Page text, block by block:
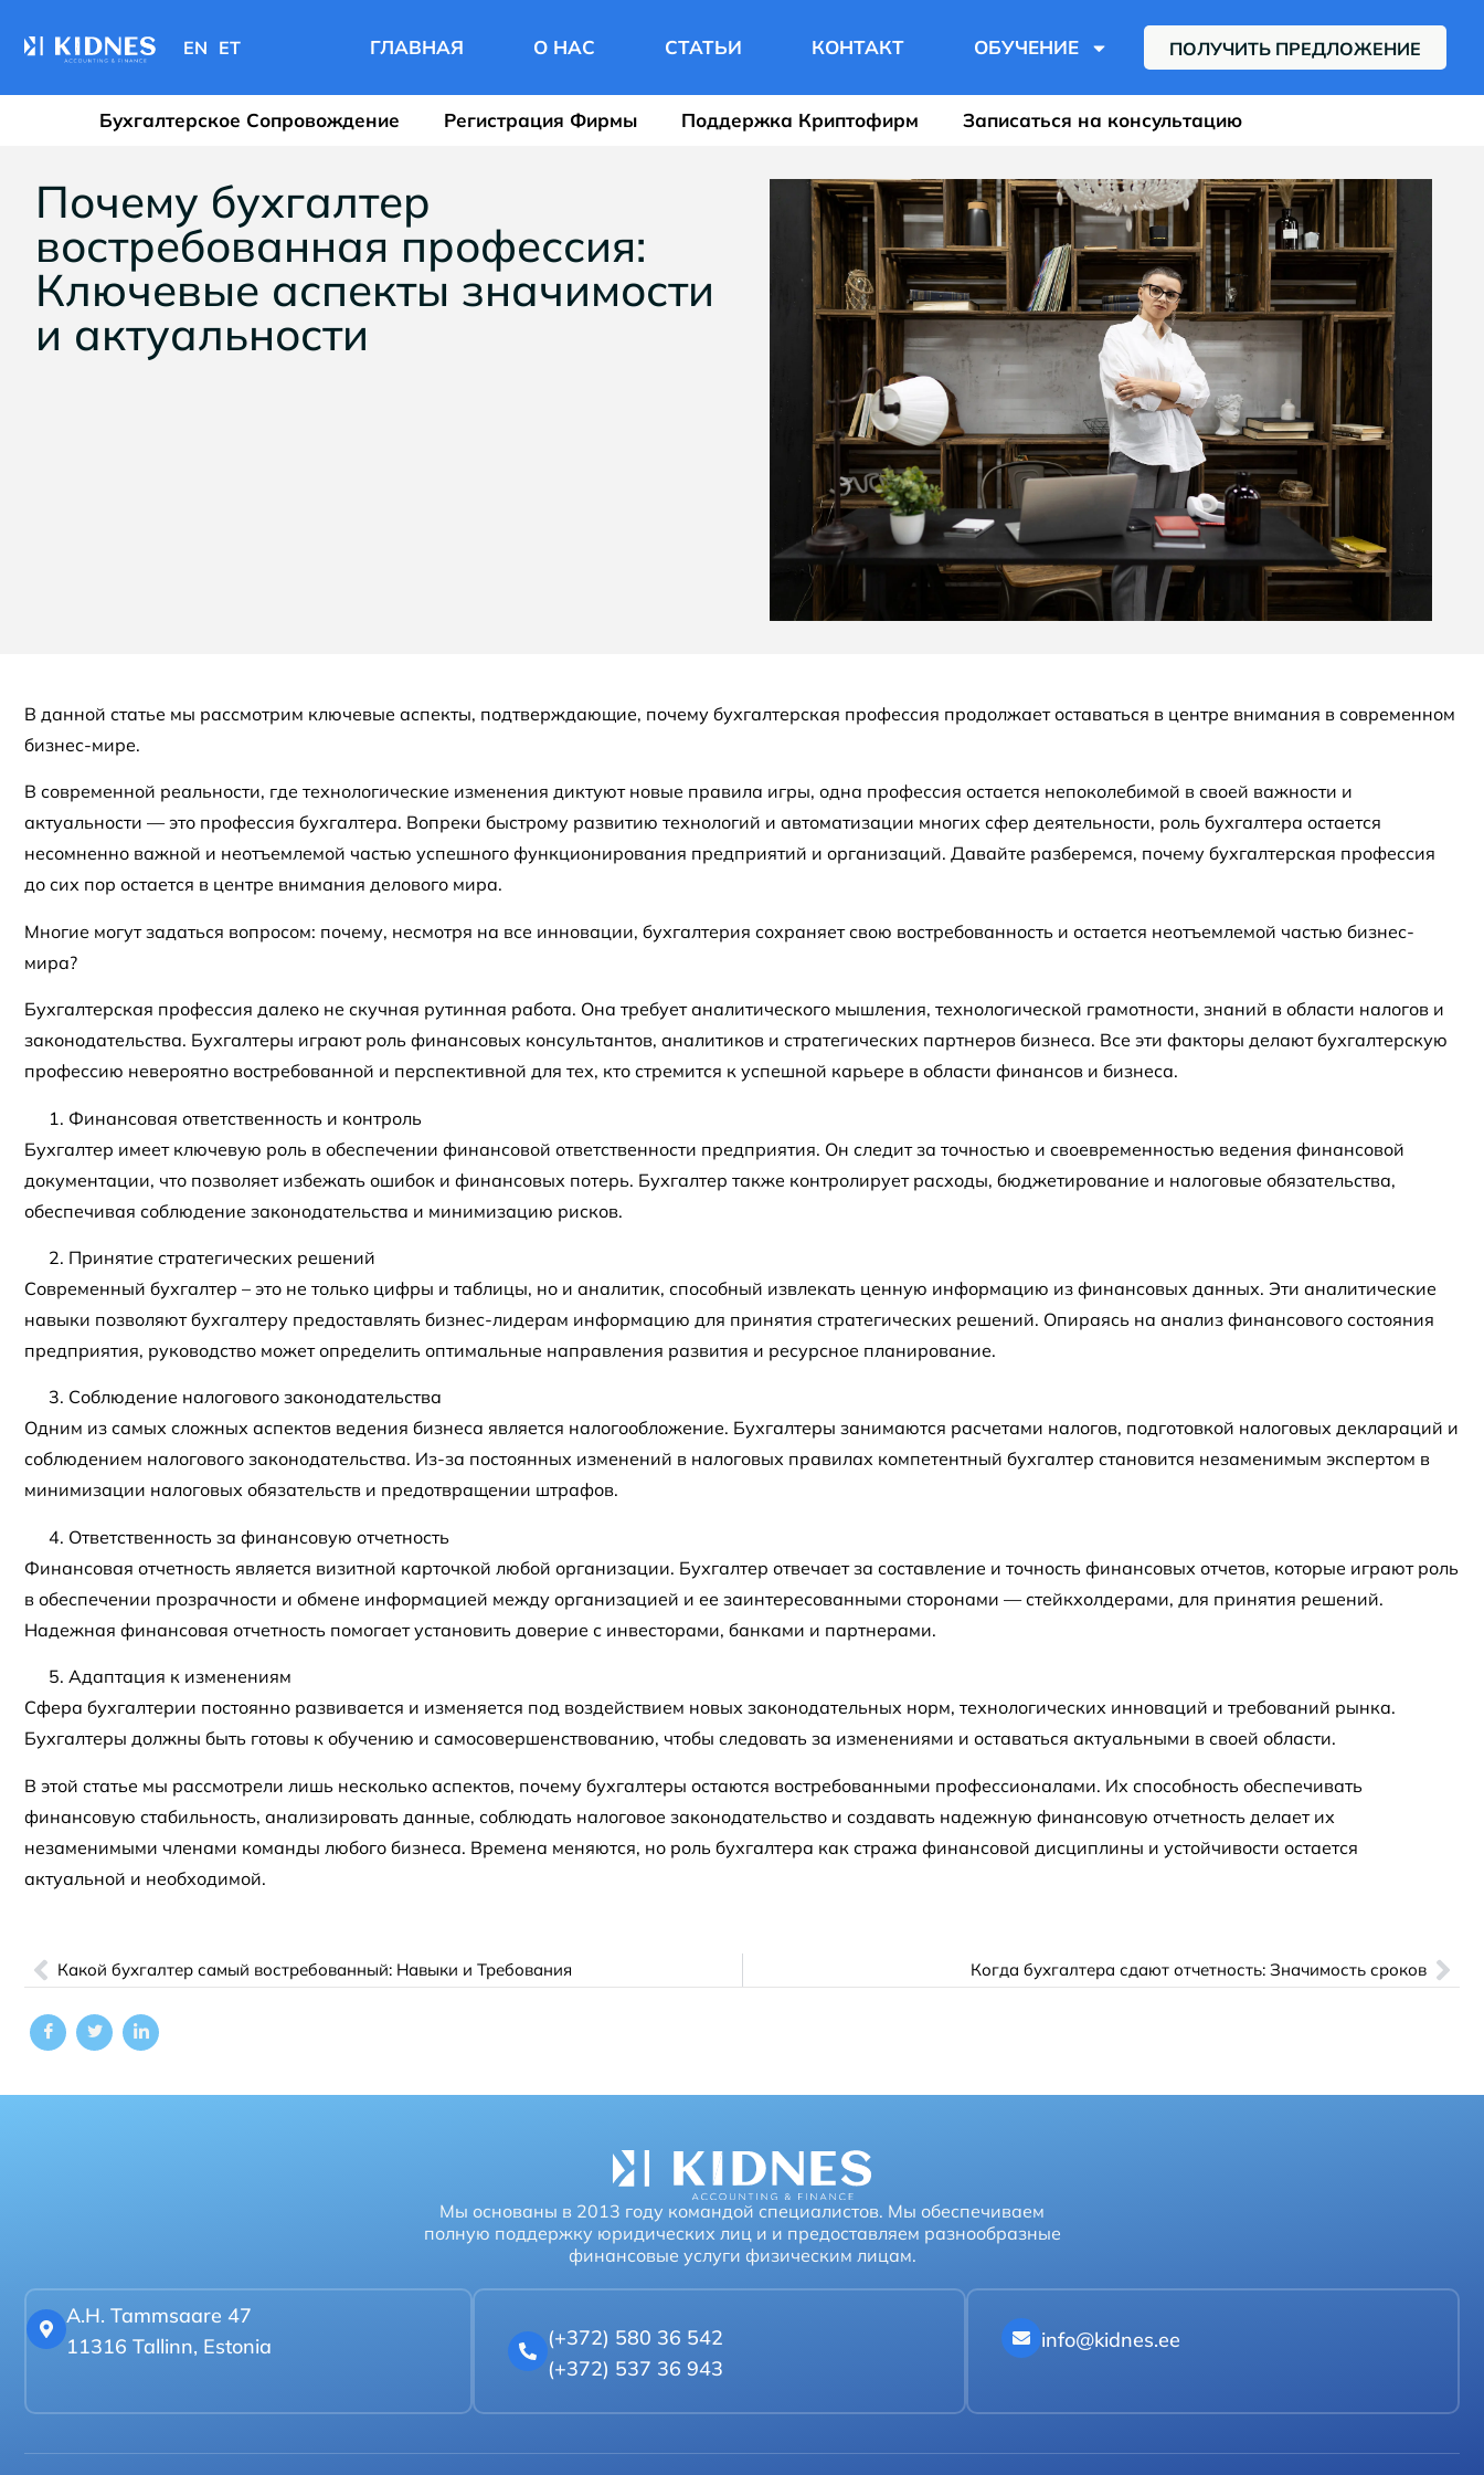
EN ET ГЛАВНАЯ О НАС СТАТЬИ КОНТАКТ ОБУЧЕНИЕ ПОЛУЧИТЬ ПРЕДЛОЖЕНИЕ
Бухгалтерское Сопровождение Регистрация Фирмы Поддержка Криптофирм Записаться на консультацию
Почему бухгалтер
востребованная профессия:
Ключевые аспекты значимости
и актуальности
В данной статье мы рассмотрим ключевые аспекты, подтверждающие, почему бухгалтерская профессия продолжает оставаться в центре внимания в современном
бизнес-мире.
В современной реальности, где технологические изменения диктуют новые правила игры, одна профессия остается непоколебимой в своей важности и
актуальности — это профессия бухгалтера. Вопреки быстрому развитию технологий и автоматизации многих сфер деятельности, роль бухгалтера остается
несомненно важной и неотъемлемой частью успешного функционирования предприятий и организаций. Давайте разберемся, почему бухгалтерская профессия
до сих пор остается в центре внимания делового мира.
Многие могут задаться вопросом: почему, несмотря на все инновации, бухгалтерия сохраняет свою востребованность и остается неотъемлемой частью бизнес-
мира?
Бухгалтерская профессия далеко не скучная рутинная работа. Она требует аналитического мышления, технологической грамотности, знаний в области налогов и
законодательства. Бухгалтеры играют роль финансовых консультантов, аналитиков и стратегических партнеров бизнеса. Все эти факторы делают бухгалтерскую
профессию невероятно востребованной и перспективной для тех, кто стремится к успешной карьере в области финансов и бизнеса.
Финансовая ответственность и контроль
Бухгалтер имеет ключевую роль в обеспечении финансовой ответственности предприятия. Он следит за точностью и своевременностью ведения финансовой
документации, что позволяет избежать ошибок и финансовых потерь. Бухгалтер также контролирует расходы, бюджетирование и налоговые обязательства,
обеспечивая соблюдение законодательства и минимизацию рисков.
Принятие стратегических решений
Современный бухгалтер – это не только цифры и таблицы, но и аналитик, способный извлекать ценную информацию из финансовых данных. Эти аналитические
навыки позволяют бухгалтеру предоставлять бизнес-лидерам информацию для принятия стратегических решений. Опираясь на анализ финансового состояния
предприятия, руководство может определить оптимальные направления развития и ресурсное планирование.
Соблюдение налогового законодательства
Одним из самых сложных аспектов ведения бизнеса является налогообложение. Бухгалтеры занимаются расчетами налогов, подготовкой налоговых деклараций и
соблюдением налогового законодательства. Из-за постоянных изменений в налоговых правилах компетентный бухгалтер становится незаменимым экспертом в
минимизации налоговых обязательств и предотвращении штрафов.
Ответственность за финансовую отчетность
Финансовая отчетность является визитной карточкой любой организации. Бухгалтер отвечает за составление и точность финансовых отчетов, которые играют роль
в обеспечении прозрачности и обмене информацией между организацией и ее заинтересованными сторонами — стейкхолдерами, для принятия решений.
Надежная финансовая отчетность помогает установить доверие с инвесторами, банками и партнерами.
Адаптация к изменениям
Сфера бухгалтерии постоянно развивается и изменяется под воздействием новых законодательных норм, технологических инноваций и требований рынка.
Бухгалтеры должны быть готовы к обучению и самосовершенствованию, чтобы следовать за изменениями и оставаться актуальными в своей области.
В этой статье мы рассмотрели лишь несколько аспектов, почему бухгалтеры остаются востребованными профессионалами. Их способность обеспечивать
финансовую стабильность, анализировать данные, соблюдать налоговое законодательство и создавать надежную финансовую отчетность делает их
незаменимыми членами команды любого бизнеса. Времена меняются, но роль бухгалтера как стража финансовой дисциплины и устойчивости остается
актуальной и необходимой.
Какой бухгалтер самый востребованный: Навыки и Требования Когда бухгалтера сдают отчетность: Значимость сроков
Мы основаны в 2013 году командой специалистов. Мы обеспечиваем
полную поддержку юридических лиц и и предоставляем разнообразные
финансовые услуги физическим лицам.
A.H. Tammsaare 47
11316 Tallinn, Estonia
(+372) 580 36 542
(+372) 537 36 943
info@kidnes.ee